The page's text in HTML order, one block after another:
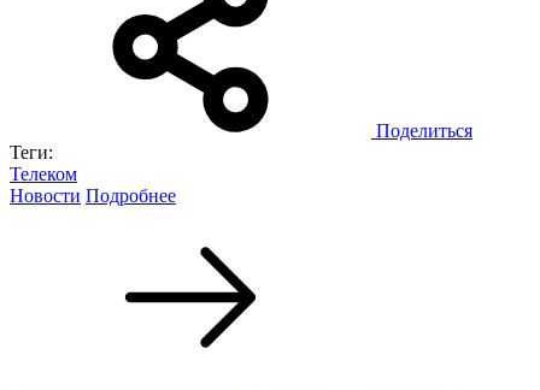
Поделиться
Теги:
Телеком
Новости Подробнее